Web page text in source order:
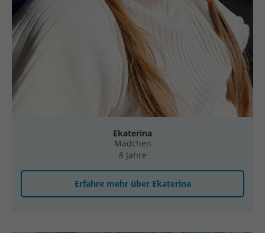
Ekaterina
Mädchen
8 Jahre
Erfahre mehr über Ekaterina